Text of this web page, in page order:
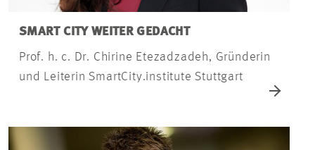
SMART CITY WEITER GEDACHT
Prof. h. c. Dr. Chirine Etezadzadeh, Gründerin
und Leiterin SmartCity.institute Stuttgart